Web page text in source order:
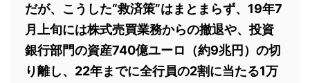
だが、こうした“救済策”はまとまらず、19年7
月上旬には株式売買業務からの撤退や、投資
銀行部門の資産740億ユーロ（約9兆円）の切
り離し、22年までに全行員の2割に当たる1万